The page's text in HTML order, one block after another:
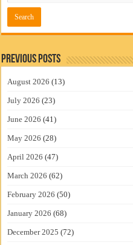
Previous Posts
August 2026 (13)
July 2026 (23)
June 2026 (41)
May 2026 (28)
April 2026 (47)
March 2026 (62)
February 2026 (50)
January 2026 (68)
December 2025 (72)